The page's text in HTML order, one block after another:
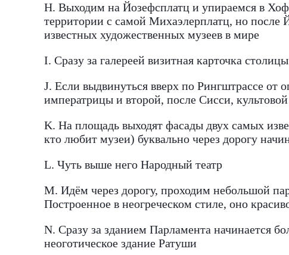
H. Выходим на Йозефсплатц и упираемся в
территории с самой Михаэлерплатц, но после
известных художественных музеев в мире
I. Сразу за галереей визитная карточка
J. Если выдвинуться вверх по Рингштрассе
императрицы и второй, после Сисси,
K. На площадь выходят фасады двух самых
кто любит музеи) буквально через дорогу
L. Чуть выше него Народный театр
M. Идём через дорогу, проходим небольшой
Построенное в неогреческом стиле, оно
N. Сразу за зданием Парламента начинается
неоготическое здание Ратуши